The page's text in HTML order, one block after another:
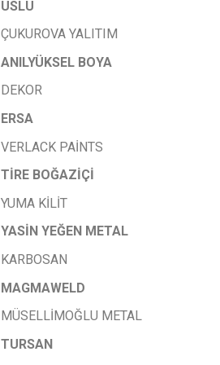
USLU
ÇUKUROVA YALITIM
ANILYÜKSEL BOYA
DEKOR
ERSA
VERLACK PAİNTS
TİRE BOĞAZİÇİ
YUMA KİLİT
YASİN YEĞEN METAL
KARBOSAN
MAGMAWELD
MÜSELLİMOĞLU METAL
TURSAN